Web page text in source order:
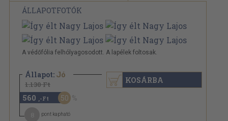
ÁLLAPOTFOTÓK
A védőfólia felhólyagosodott. A lapélek foltosak.
Állapot: Jó
1.130 Ft
560 ,-Ft 50
pont kapható
KOSÁRBA